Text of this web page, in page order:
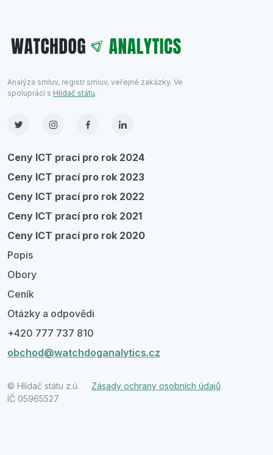
Analýza smluv, registr smluv, veřejné zakázky. Ve
spoluprácí s Hlídač státu.
Ceny ICT prací pro rok 2024
Ceny ICT prací pro rok 2023
Ceny ICT prací pro rok 2022
Ceny ICT prací pro rok 2021
Ceny ICT prací pro rok 2020
Popis
Obory
Ceník
Otázky a odpovědi
+420 777 737 810
obchod@watchdoganalytics.cz
© Hlídač státu z.ú. Zásady ochrany osobních údajů
IČ 05965527